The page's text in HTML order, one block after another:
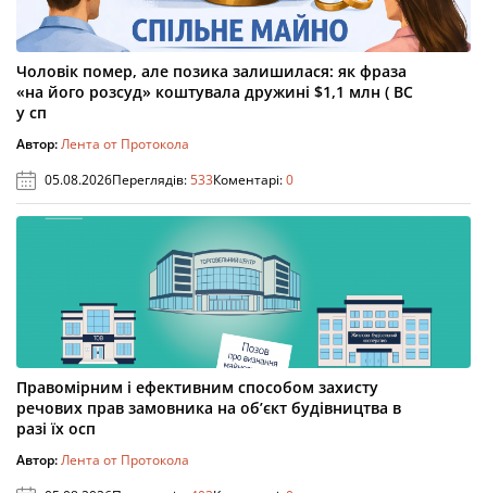
Чоловік помер, але позика залишилася: як фраза
«на його розсуд» коштувала дружині $1,1 млн ( ВС
у сп
Автор:Лента от Протокола
05.08.2026Переглядів:533Коментарі:0
Правомірним і ефективним способом захисту
речових прав замовника на об’єкт будівництва в
разі їх осп
Автор:Лента от Протокола